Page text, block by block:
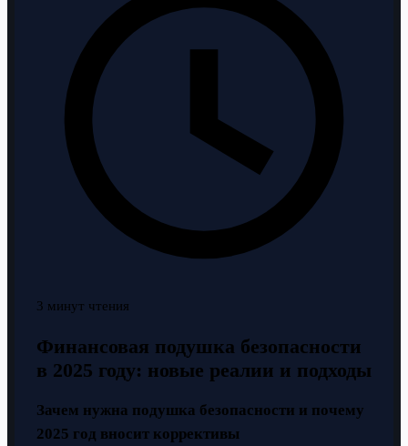
3 минут чтения
Финансовая подушка безопасности
в 2025 году: новые реалии и подходы
Зачем нужна подушка безопасности и почему
2025 год вносит коррективы